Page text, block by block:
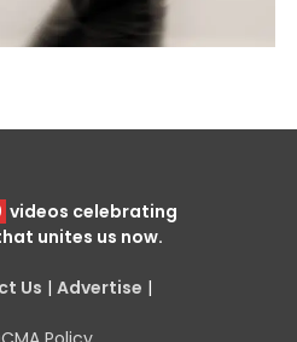
videos celebrating
unites us now.
Us | Advertise |